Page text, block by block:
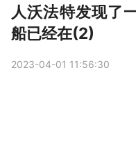
人沃法特发现了
船已经在(2)
2023-04-01 11:56:30